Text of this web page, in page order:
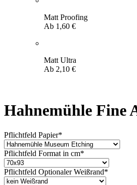
Matt Proofing
Ab 1,60 €
Matt Ultra
Ab 2,10 €
Hahnemühle Fine
Pflichtfeld Papier*
Pflichtfeld Format in cm*
Pflichtfeld Optionaler Weißrand*